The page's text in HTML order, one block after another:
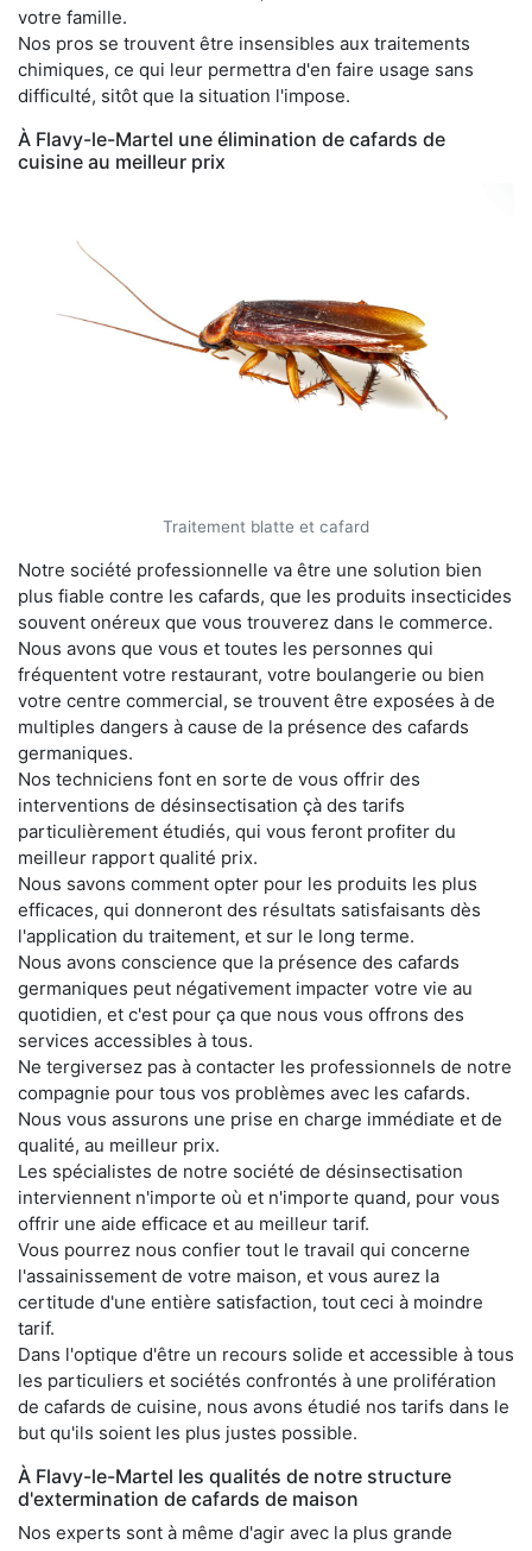
votre famille.
Nos pros se trouvent être insensibles aux traitements
chimiques, ce qui leur permettra d'en faire usage sans
difficulté, sitôt que la situation l'impose.
À Flavy-le-Martel une élimination de cafards de
cuisine au meilleur prix
Traitement blatte et cafard
Notre société professionnelle va être une solution bien
plus fiable contre les cafards, que les produits insecticides
souvent onéreux que vous trouverez dans le commerce.
Nous avons que vous et toutes les personnes qui
fréquentent votre restaurant, votre boulangerie ou bien
votre centre commercial, se trouvent être exposées à de
multiples dangers à cause de la présence des cafards
germaniques.
Nos techniciens font en sorte de vous offrir des
interventions de désinsectisation çà des tarifs
particulièrement étudiés, qui vous feront profiter du
meilleur rapport qualité prix.
Nous savons comment opter pour les produits les plus
efficaces, qui donneront des résultats satisfaisants dès
l'application du traitement, et sur le long terme.
Nous avons conscience que la présence des cafards
germaniques peut négativement impacter votre vie au
quotidien, et c'est pour ça que nous vous offrons des
services accessibles à tous.
Ne tergiversez pas à contacter les professionnels de notre
compagnie pour tous vos problèmes avec les cafards.
Nous vous assurons une prise en charge immédiate et de
qualité, au meilleur prix.
Les spécialistes de notre société de désinsectisation
interviennent n'importe où et n'importe quand, pour vous
offrir une aide efficace et au meilleur tarif.
Vous pourrez nous confier tout le travail qui concerne
l'assainissement de votre maison, et vous aurez la
certitude d'une entière satisfaction, tout ceci à moindre
tarif.
Dans l'optique d'être un recours solide et accessible à tous
les particuliers et sociétés confrontés à une prolifération
de cafards de cuisine, nous avons étudié nos tarifs dans le
but qu'ils soient les plus justes possible.
À Flavy-le-Martel les qualités de notre structure
d'extermination de cafards de maison
Nos experts sont à même d'agir avec la plus grande